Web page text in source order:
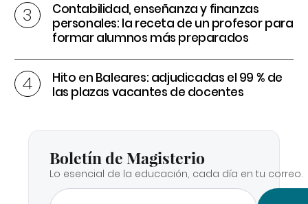
Contabilidad, enseñanza y finanzas
personales: la receta de un profesor para
formar alumnos más preparados
Hito en Baleares: adjudicadas el 99 % de
las plazas vacantes de docentes
Boletín de Magisterio
Lo esencial de la educación, cada día en tu correo.